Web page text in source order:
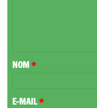
A
R
NOM*
E-MAIL*